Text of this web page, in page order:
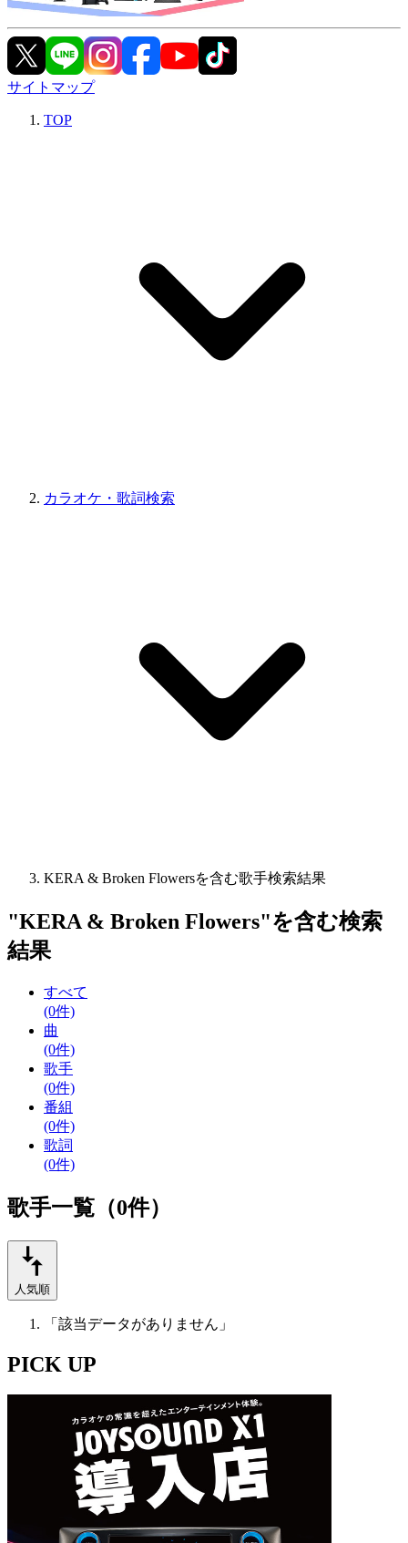
サイトマップ
TOP
カラオケ・歌詞検索
KERA & Broken Flowersを含む歌手検索結果
"KERA & Broken Flowers"を含む検索
結果
すべて
(0件)
曲
(0件)
歌手
(0件)
番組
(0件)
歌詞
(0件)
歌手一覧（0件）
人気順
「該当データがありません」
PICK UP